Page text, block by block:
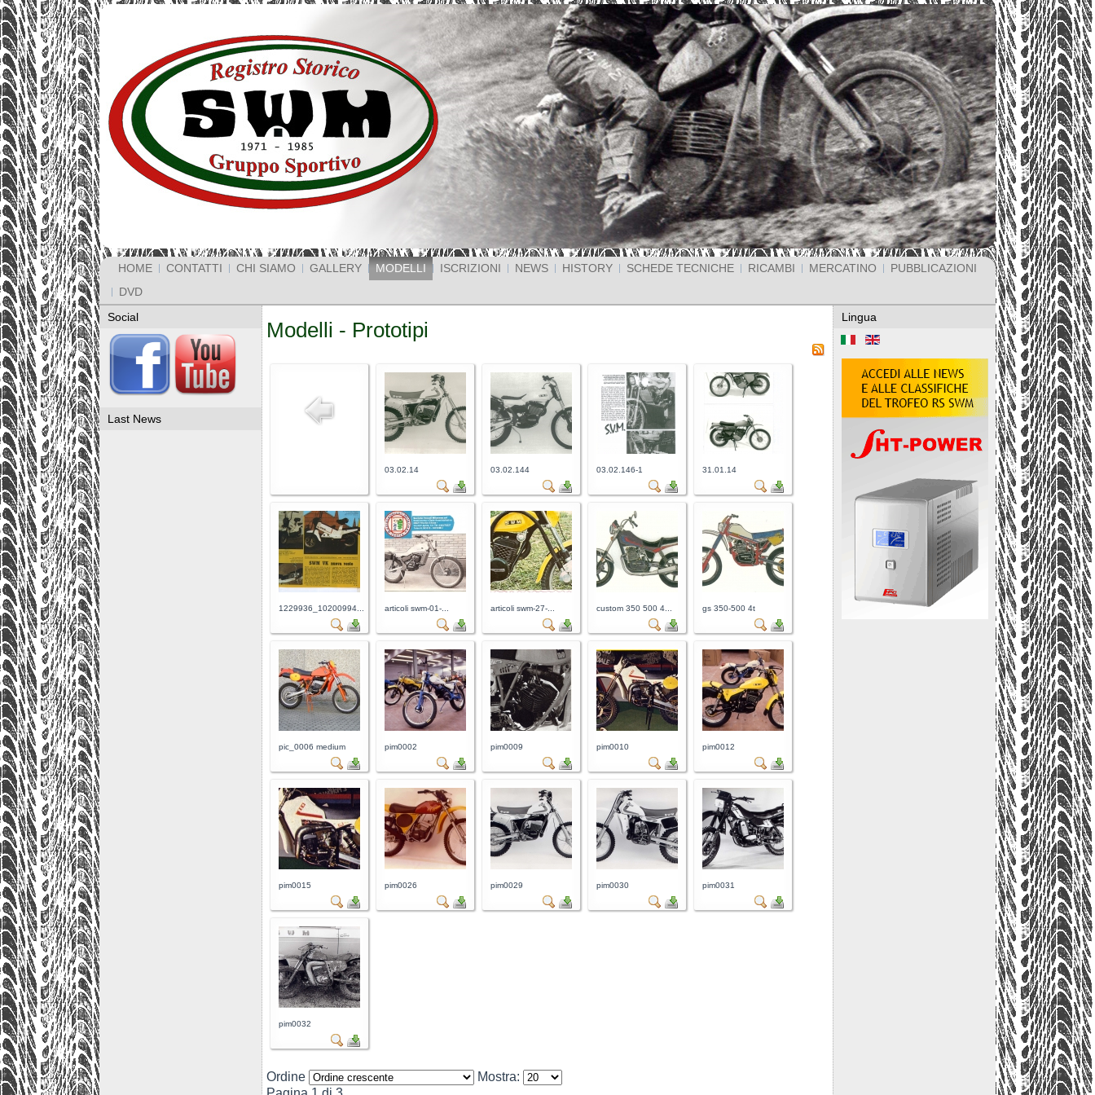
HOME CONTATTI CHI SIAMO GALLERY MODELLI ISCRIZIONI NEWS HISTORY SCHEDE TECNICHE RICAMBI MERCATINO
PUBBLICAZIONI
DVD
Social
Last News
Modelli - Prototipi
03.02.14 03.02.144 03.02.146-1 31.01.14
1229936_10200994... articoli swm-01-... articoli swm-27-... custom 350 500 4... gs 350-500 4t
pic_0006 medium pim0002 pim0009 pim0010 pim0012
pim0015 pim0026 pim0029 pim0030 pim0031
pim0032
Ordine
Mostra:
Lingua